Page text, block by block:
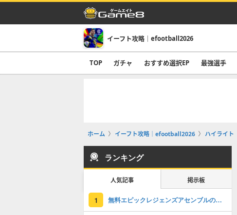
イーフト攻略｜efootball2026
TOP ガチャ おすすめ選択EP 最強選手
ホーム イーフト攻略｜efootball2026 ハイライト
ランキング
人気記事 掲示板
1 無料エピックレジェンズアセンブルのおすすめ選択(当たり)選手ランキングと引き方